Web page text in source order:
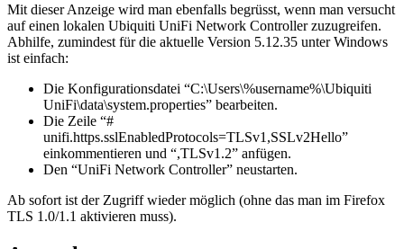
Mit dieser Anzeige wird man ebenfalls begrüsst, wenn man versucht
auf einen lokalen Ubiquiti UniFi Network Controller zuzugreifen.
Abhilfe, zumindest für die aktuelle Version 5.12.35 unter Windows
ist einfach:
Die Konfigurationsdatei “C:\Users\%username%\Ubiquiti
UniFi\data\system.properties” bearbeiten.
Die Zeile “#
unifi.https.sslEnabledProtocols=TLSv1,SSLv2Hello”
einkommentieren und “,TLSv1.2” anfügen.
Den “UniFi Network Controller” neustarten.
Ab sofort ist der Zugriff wieder möglich (ohne das man im Firefox
TLS 1.0/1.1 aktivieren muss).